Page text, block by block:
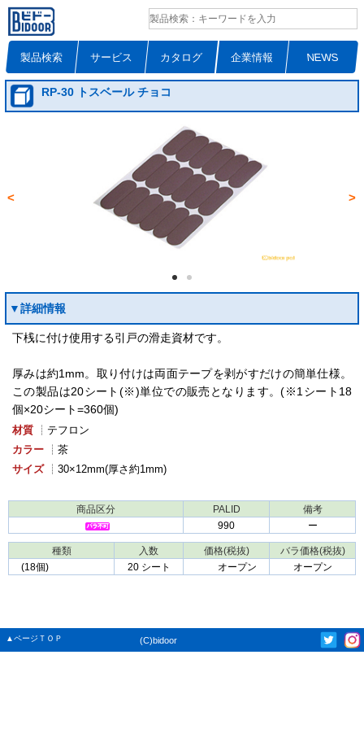
製品検索 サービス カタログ 企業情報 NEWS
RP-30 トスベール チョコ
< >
▼詳細情報
下桟に付け使用する引戸の滑走資材です。
厚みは約1mm。取り付けは両面テープを剥がすだけの簡単仕様。
この製品は20シート(※)単位での販売となります。(※1シート18
個×20シート=360個)
材質
┊テフロン
カラー
┊茶
サイズ
┊30×12mm(厚さ約1mm)
商品区分 PALID
備考
990
ー
種類 入数 価格(税抜)
バラ価格(税抜)
(18個)
20 シート オープン オープン
▲ページＴＯＰ (C)bidoor